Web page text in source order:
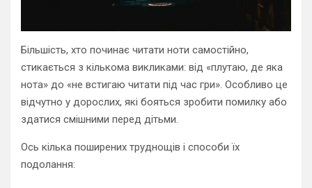
Більшість, хто починає читати ноти самостійно,
стикається з кількома викликами: від «плутаю, де яка
нота» до «не встигаю читати під час гри». Особливо це
відчутно у дорослих, які бояться зробити помилку або
здатися смішними перед дітьми.
Ось кілька поширених труднощів і способи їх
подолання: